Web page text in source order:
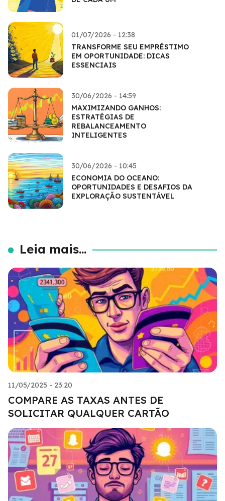
01/07/2026 - 12:38
TRANSFORME SEU EMPRÉSTIMO
EM OPORTUNIDADE: DICAS
ESSENCIAIS
30/06/2026 - 14:59
MAXIMIZANDO GANHOS:
ESTRATÉGIAS DE
REBALANCEAMENTO
INTELIGENTES
30/06/2026 - 10:45
ECONOMIA DO OCEANO:
OPORTUNIDADES E DESAFIOS DA
EXPLORAÇÃO SUSTENTÁVEL
Leia mais...
11/05/2025 - 23:20
COMPARE AS TAXAS ANTES DE
SOLICITAR QUALQUER CARTÃO